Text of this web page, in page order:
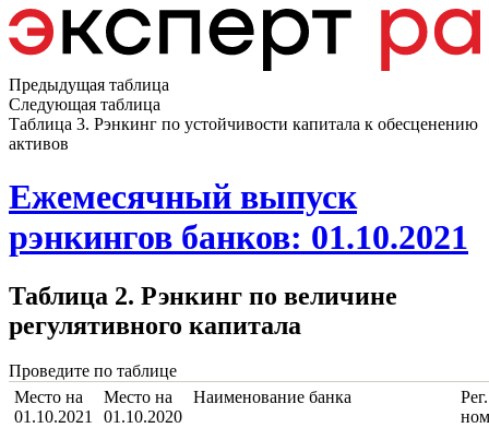
Предыдущая таблица
Следующая таблица
Таблица 3. Рэнкинг по устойчивости капитала к обесценению
активов
Ежемесячный выпуск
рэнкингов банков: 01.10.2021
Таблица 2. Рэнкинг по величине
регулятивного капитала
Проведите по таблице
Место на
01.10.2021
Место на
01.10.2020
Наименование банка
Рег.